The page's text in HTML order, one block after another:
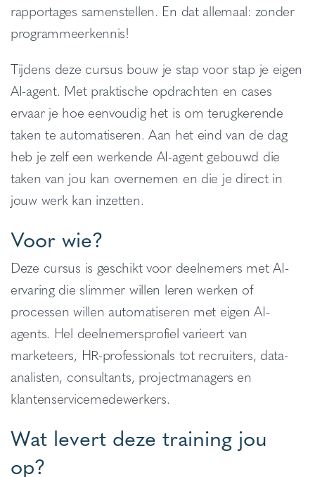
rapportages samenstellen. En dat allemaal: zonder
programmeerkennis!
Tijdens deze cursus bouw je stap voor stap je eigen
AI-agent. Met praktische opdrachten en cases
ervaar je hoe eenvoudig het is om terugkerende
taken te automatiseren. Aan het eind van de dag
heb je zelf een werkende AI-agent gebouwd die
taken van jou kan overnemen en die je direct in
jouw werk kan inzetten.
Voor wie?
Deze cursus is geschikt voor deelnemers met AI-
ervaring die slimmer willen leren werken of
processen willen automatiseren met eigen AI-
agents. Hel deelnemersprofiel varieert van
marketeers, HR-professionals tot recruiters, data-
analisten, consultants, projectmanagers en
klantenservicemedewerkers.
Wat levert deze training jou
op?